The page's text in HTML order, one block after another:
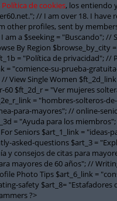
Política de cookies, los entiendo
// I am over 18. I have
profiles, sent by
am a $seeking = "Buscando";
By Region
= "Política de privacidad";
= "comience-su-prueba-
View Single Women
$ft_2d_r = "Ver mujeres
= "hombres-solteros-
para-mayores"; // online-
= "Ayuda para los
Seniors $art_1_link =
asked-questions $art_3 =
y consejos de citas para
mayores de 60 años"; //
Photo Tips $art_6_link =
safety $art_8=
?>